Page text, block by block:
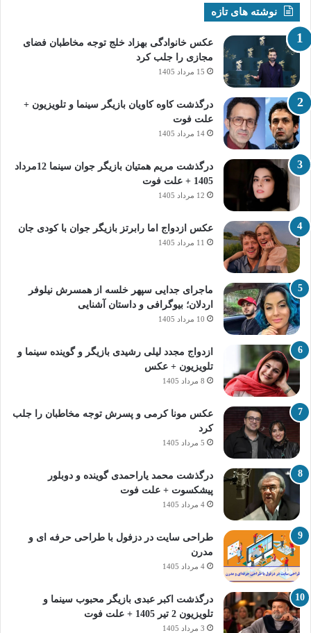
نوشته های تازه
عکس خانوادگی بهزاد خلج توجه مخاطبان فضای
مجازی را جلب کرد
15 مرداد 1405
درگذشت کاوه کاویان بازیگر سینما و تلویزیون +
علت فوت
14 مرداد 1405
درگذشت مریم همتیان بازیگر جوان سینما 12مرداد
1405 + علت فوت
12 مرداد 1405
عکس ازدواج اما رابرتز بازیگر جوان با کودی جان
11 مرداد 1405
ماجرای جدایی سپهر خلسه از همسرش نیلوفر
اردلان؛ بیوگرافی و داستان آشنایی
10 مرداد 1405
ازدواج مجدد لیلی رشیدی بازیگر و گوینده سینما و
تلویزیون + عکس
8 مرداد 1405
عکس مونا کرمی و پسرش توجه مخاطبان را جلب
کرد
5 مرداد 1405
درگذشت محمد یاراحمدی گوینده و دوبلور
پیشکسوت + علت فوت
4 مرداد 1405
طراحی سایت در دزفول با طراحی حرفه‌ ای و
مدرن
4 مرداد 1405
درگذشت اکبر عبدی بازیگر محبوب سینما و
تلویزیون 2 تیر 1405 + علت فوت
3 مرداد 1405